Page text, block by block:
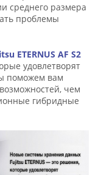
среднего размера
проблемы
ETERNUS AF S2
удовлетворят
поможем вам
чем
гибридные